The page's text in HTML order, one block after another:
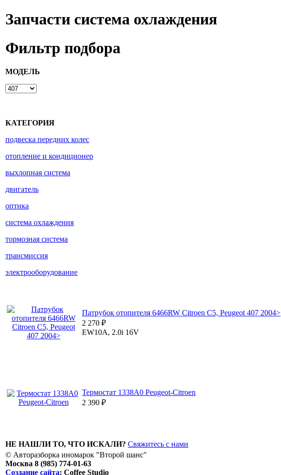
Запчасти система охлаждения
Фильтр подбора
МОДЕЛЬ
КАТЕГОРИЯ
подвеска передних колес
отопление и кондиционер
выхлопная система
двигатель
оптика
система охлаждения
тормозная система
трансмиссия
электрооборудование
Патрубок отопителя 6466RW Citroen C5, Peugeot 407 2004>
2 270 ₽
EW10A, 2.0i 16V
Термостат 1338A0 Peugeot-Citroen
2 390 ₽
НЕ НАШЛИ ТО, ЧТО ИСКАЛИ? Свяжитесь с нами
© Авторазборка иномарок "Второй шанс"
Москва 8 (985) 774-01-63
Создание сайта: Coffee Studio